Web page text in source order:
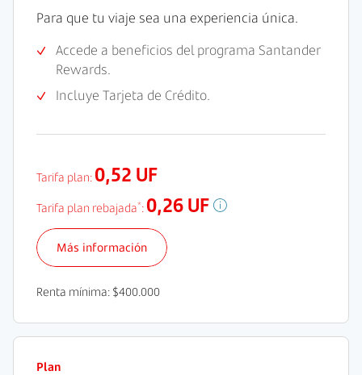
Para que tu viaje sea una experiencia única.
Accede a beneficios del programa Santander
Rewards.
Incluye Tarjeta de Crédito.
Tarifa plan:0,52 UF
Tarifa plan rebajada*:0,26 UF
Más información
Renta mínima: $400.000
Plan